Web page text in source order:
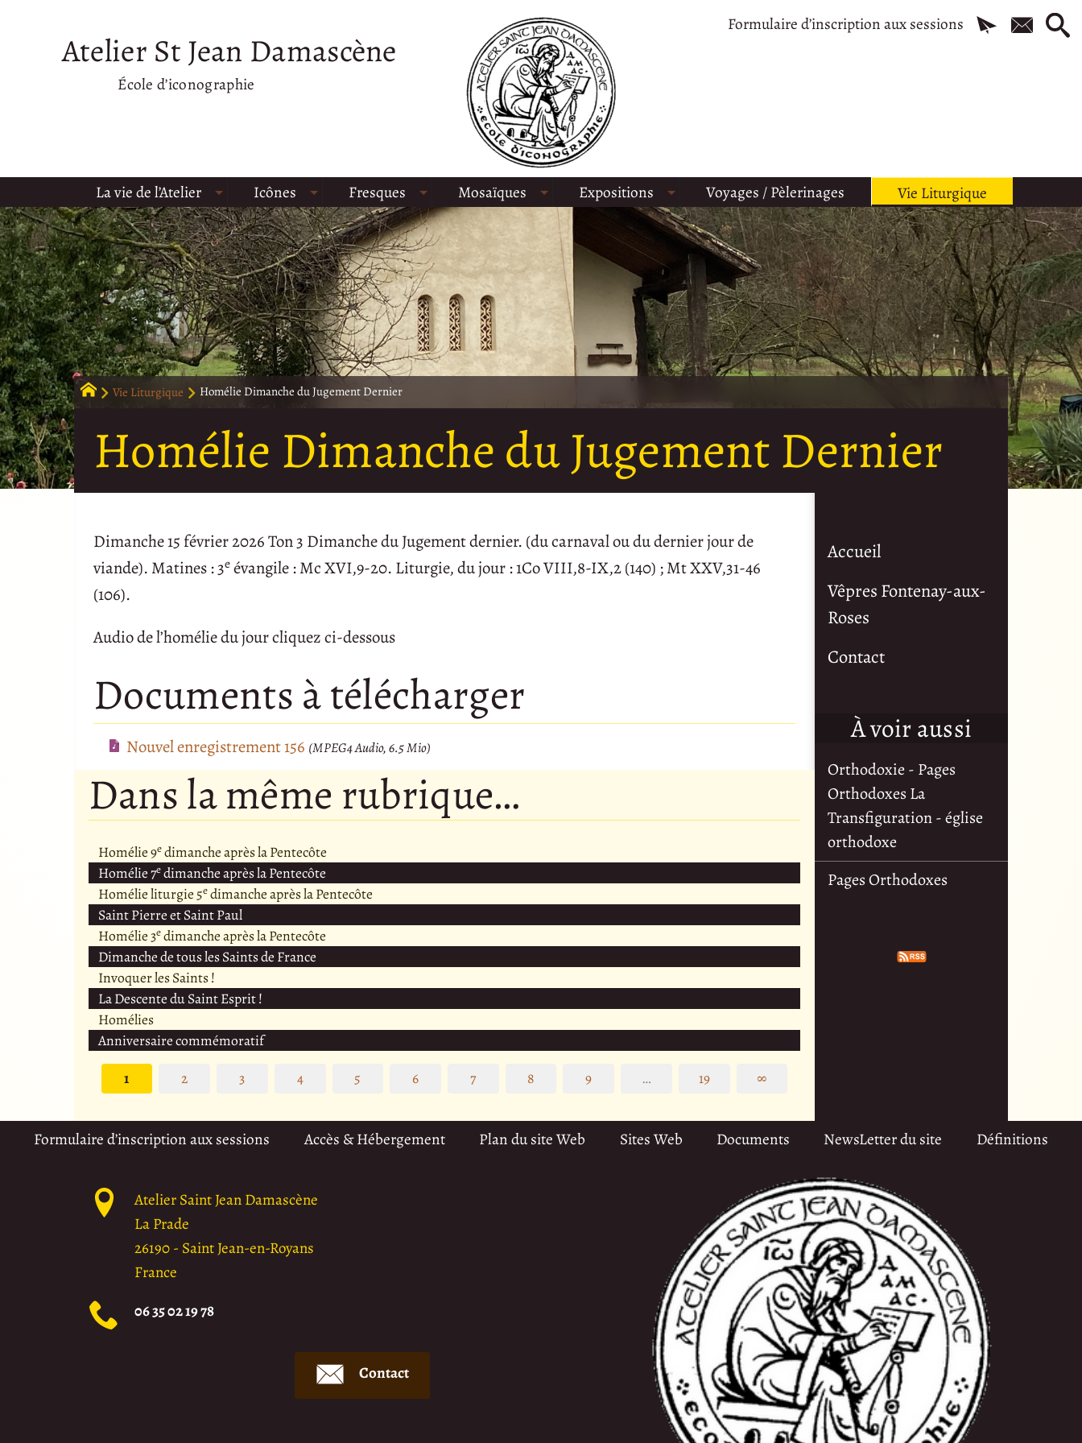
Formulaire d’inscription aux sessions
Atelier St Jean Damascène
École d’iconographie
La vie de l’Atelier Icônes Fresques Mosaïques Expositions Voyages / Pèlerinages Vie Liturgique
Vie Liturgique Homélie Dimanche du Jugement Dernier
Homélie Dimanche du Jugement Dernier
Dimanche 15 février 2026 Ton 3 Dimanche du Jugement dernier. (du carnaval ou du dernier jour de
viande). Matines : 3eévangile : Mc XVI,9-20. Liturgie, du jour : 1Co VIII,8-IX,2 (140) ; Mt XXV,31-46
(106).
Audio de l’homélie du jour cliquez ci-dessous
Documents à télécharger
Nouvel enregistrement 156 (MPEG4 Audio, 6.5 Mio)
Dans la même rubrique…
Homélie 9edimanche après la Pentecôte
Homélie 7edimanche après la Pentecôte
Homélie liturgie 5edimanche après la Pentecôte
Saint Pierre et Saint Paul
Homélie 3edimanche après la Pentecôte
Dimanche de tous les Saints de France
Invoquer les Saints !
La Descente du Saint Esprit !
Homélies
Anniversaire commémoratif
1
2 3 4 5 6 7 8 9 … 19 ∞
Accueil
Vêpres Fontenay-aux-
Roses
Contact
À voir aussi
Orthodoxie - Pages
Orthodoxes La
Transfiguration - église
orthodoxe
Pages Orthodoxes
Formulaire d’inscription aux sessions Accès & Hébergement Plan du site Web Sites Web Documents NewsLetter du site Définitions
Atelier Saint Jean Damascène
La Prade
26190- Saint Jean-en-Royans
France
06 35 02 19 78
Contact